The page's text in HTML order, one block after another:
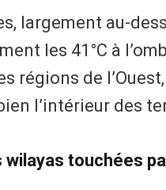
largement au-
les 41°C à
régions de
l’intérieur des
wilayas touchées